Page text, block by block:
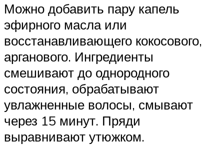
Можно добавить пару капель
эфирного масла или
восстанавливающего кокосового,
арганового. Ингредиенты
смешивают до однородного
состояния, обрабатывают
увлажненные волосы, смывают
через 15 минут. Пряди
выравнивают утюжком.